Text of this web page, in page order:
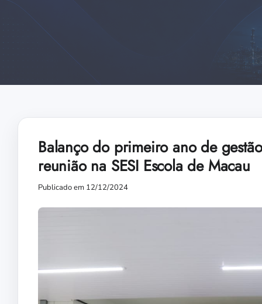
Balanço do primeiro ano de
reunião na SESI Escola de Macau
Publicado em 12/12/2024